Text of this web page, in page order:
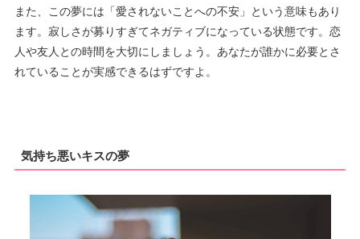
また、この夢には「愛されないことへの不安」という意味もあり
ます。寂しさが募りすぎてネガティブになっている状態です。恋
人や友人との時間を大切にしましょう。あなたが誰かに必要とさ
れていることが実感できるはずですよ。
気持ち悪いキスの夢